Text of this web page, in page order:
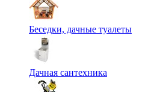
Беседки, дачные туалеты
Дачная сантехника